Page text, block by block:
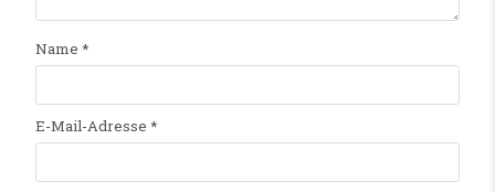
Name *
E-Mail-Adresse *